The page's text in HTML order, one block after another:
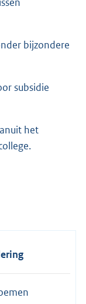
bijzondere
subsidie
het